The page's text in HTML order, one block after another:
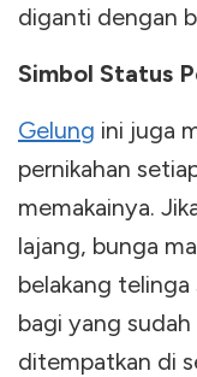
diganti dengan
Simbol Status
Gelung ini juga
pernikahan
memakainya.
lajang, bunga
belakang telinga
bagi yang
ditempatkan di